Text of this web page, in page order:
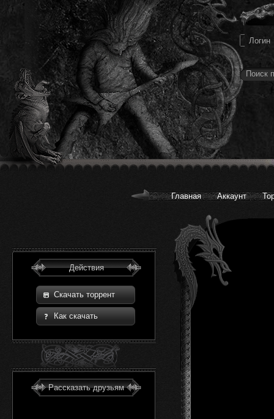
Главная Аккаунт
Действия
Скачать торрент
Как скачать
Рассказать друзьям